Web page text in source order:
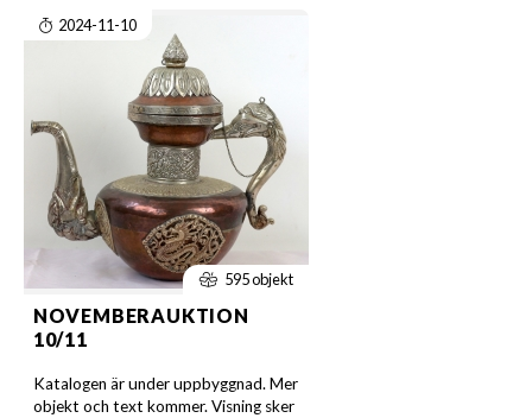
2024-11-10
595 objekt
NOVEMBERAUKTION
10/11
Katalogen är under uppbyggnad. Mer
objekt och text kommer. Visning sker